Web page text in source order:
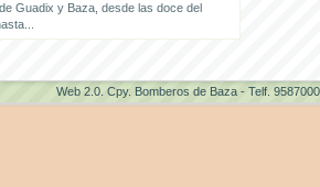
Guadix y Baza, desde las doce del
Web 2.0 . Cpy. Bomberos de Baza - Telf.